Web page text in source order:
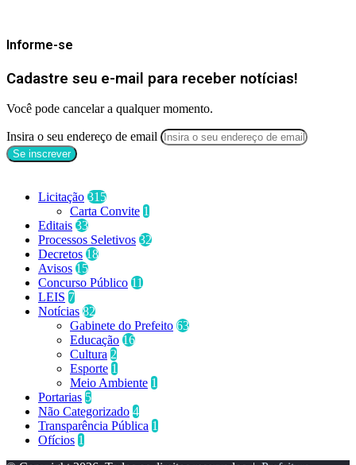
Informe-se
Cadastre seu e-mail para receber notícias!
Você pode cancelar a qualquer momento.
Insira o seu endereço de email
Licitação 315
Carta Convite 1
Editais 33
Processos Seletivos 32
Decretos 18
Avisos 15
Concurso Público 11
LEIS 7
Notícias 82
Gabinete do Prefeito 63
Educação 16
Cultura 2
Esporte 1
Meio Ambiente 1
Portarias 5
Não Categorizado 4
Transparência Pública 1
Ofícios 1